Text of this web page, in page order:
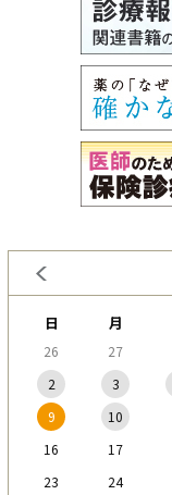
日 月
26 27
2
3
9
10
16
17
23
24